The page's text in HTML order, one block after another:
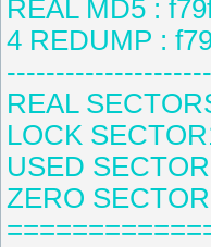
REAL MD5 :
4 REDUMP :
REAL
LOCK
USED
ZERO